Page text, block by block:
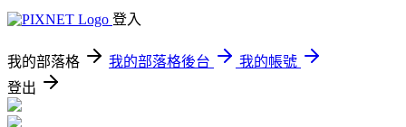
登入
我的部落格 我的部落格後台
我的帳號
登出